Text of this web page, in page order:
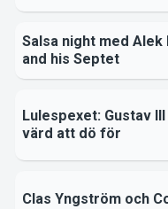
Salsa night med
and his Septet
Lulespexet: Gustav
värd att dö för
Clas Yngström och